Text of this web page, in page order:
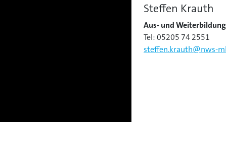
Steffen Krauth
Aus- und
Tel: 05205 74 2551
steffen.krauth@nws-